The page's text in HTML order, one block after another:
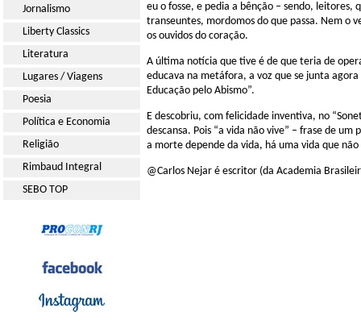
Jornalismo
Liberty Classics
Literatura
Lugares / Viagens
Poesia
Política e Economia
Religião
Rimbaud Integral
SEBO TOP
eu o fosse, e pedia a bênção – sendo, leitores,
transeuntes, mordomos do que passa. Nem o
os ouvidos do coração.
A última notícia que tive é de que teria de
educava na metáfora, a voz que se junta
Educação pelo Abismo”.
E descobriu, com felicidade inventiva, no
descansa. Pois “a vida não vive” – frase de
a morte depende da vida, há uma vida que
@Carlos Nejar é escritor (da Academia